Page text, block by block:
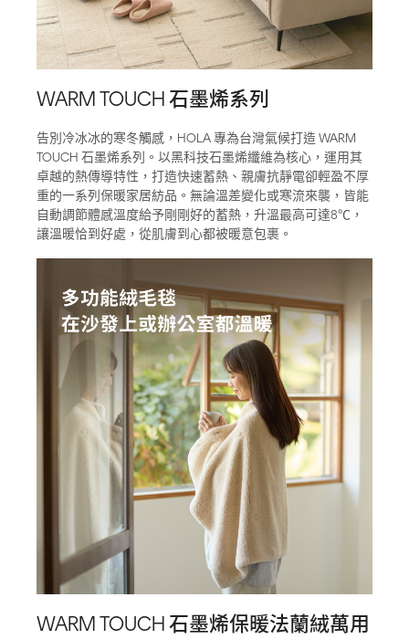
WARM TOUCH 石墨烯系列
告別冷冰冰的寒冬觸感，HOLA 專為台灣氣候打造 WARM
TOUCH 石墨烯系列。以黑科技石墨烯纖維為核心，運用其
卓越的熱傳導特性，打造快速蓄熱、親膚抗靜電卻輕盈不厚
重的一系列保暖家居紡品。無論溫差變化或寒流來襲，皆能
自動調節體感溫度給予剛剛好的蓄熱，升溫最高可達8℃，
讓溫暖恰到好處，從肌膚到心都被暖意包裹。
WARM TOUCH 石墨烯保暖法蘭絨萬用